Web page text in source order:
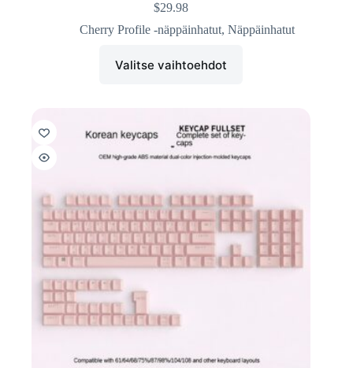
$29.98
Cherry Profile -näppäinhatut, Näppäinhatut
Valitse vaihtoehdot